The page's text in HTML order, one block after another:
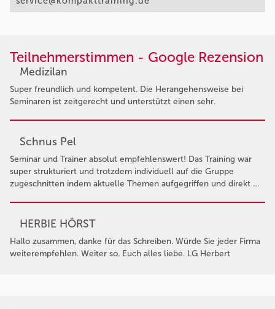
Teilnehmerstimmen - Google Rezension
Medizilan
Super freundlich und kompetent. Die Herangehensweise bei
Seminaren ist zeitgerecht und unterstützt einen sehr.
Schnus Pel
Seminar und Trainer absolut empfehlenswert! Das Training war
super strukturiert und trotzdem individuell auf die Gruppe
zugeschnitten indem aktuelle Themen aufgegriffen und direkt …
HERBIE HÖRST
Hallo zusammen, danke für das Schreiben. Würde Sie jeder Firma
weiterempfehlen. Weiter so. Euch alles liebe. LG Herbert